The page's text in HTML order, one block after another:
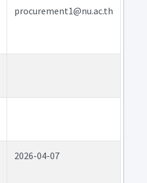
procurement1@nu.ac.th
2026-04-07